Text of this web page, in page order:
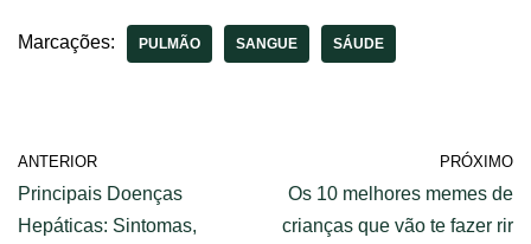
Marcações:
PULMÃO SANGUE SÁUDE
ANTERIOR
Principais Doenças
Hepáticas: Sintomas,
PRÓXIMO
Os 10 melhores memes de
crianças que vão te fazer rir